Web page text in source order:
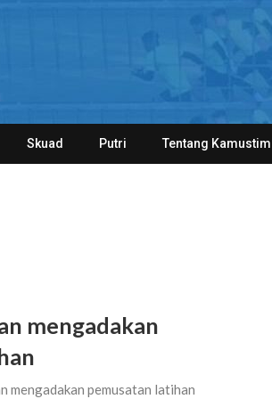
Skuad Putri Tentang
mengadakan
mengadakan pemusatan latihan